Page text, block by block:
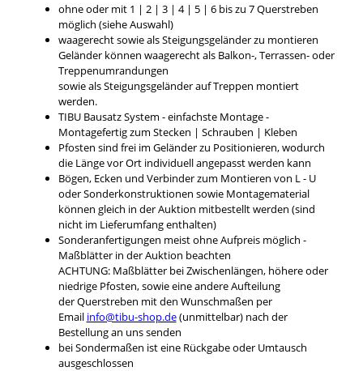
ohne oder mit 1 | 2 | 3 | 4 | 5 | 6 bis zu 7 Querstreben
möglich (siehe Auswahl)
waagerecht sowie als Steigungsgeländer zu montieren
Geländer können waagerecht als Balkon-, Terrassen- oder
Treppenumrandungen
sowie als Steigungsgeländer auf Treppen montiert
werden.
TIBU Bausatz System - einfachste Montage -
Montagefertig zum Stecken | Schrauben | Kleben
Pfosten sind frei im Geländer zu Positionieren, wodurch
die Länge vor Ort individuell angepasst werden kann
Bögen, Ecken und Verbinder zum Montieren von L - U
oder Sonderkonstruktionen sowie Montagematerial
können gleich in der Auktion mitbestellt werden (sind
nicht im Lieferumfang enthalten)
Sonderanfertigungen meist ohne Aufpreis möglich -
Maßblätter in der Auktion beachten
ACHTUNG: Maßblätter bei Zwischenlängen, höhere oder
niedrige Pfosten, sowie eine andere Aufteilung
der Querstreben mit den Wunschmaßen per
Email info@tibu-shop.de(unmittelbar) nach der
Bestellung an uns senden
bei Sondermaßen ist eine Rückgabe oder Umtausch
ausgeschlossen